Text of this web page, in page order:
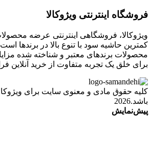
فروشگاه اینترنتی ویژوکالا
ویژوکالا، فروشگاهی اینترنتی عرضه
کمترین حاشیه سود با تنوع بالا در برندها
محصولات برندهای معتبر و شناخته شده
برای خلق یک تجربه متفاوت از خرید آنلاین
کلیه حقوق مادی و معنوی سایت برای
باشد.2026
پیش‌نمایش